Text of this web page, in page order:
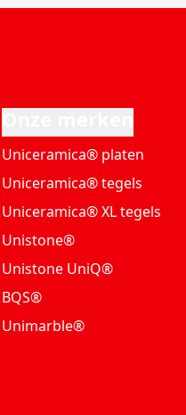
Uniceramica® platen
Uniceramica® tegels
Uniceramica® XL tegels
Unistone®
Unistone UniQ®
BQS®
Unimarble®